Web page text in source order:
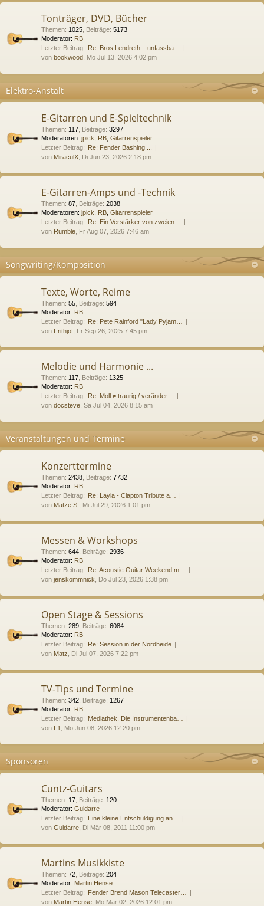
Tonträger, DVD, Bücher
Themen: 1025 Beiträge: 5173
Moderator: RB
Letzter Beitrag: Re: Bros Lendreth....unfassba…
von bookwood , Mo Jul 13, 2026 4:02 pm
Elektro-Anstalt
E-Gitarren und E-Spieltechnik
Themen: 117 Beiträge: 3297
Moderatoren: jpick RB Gitarrenspieler
Letzter Beitrag: Re: Fender Bashing ...
von MiraculX , Di Jun 23, 2026 2:18 pm
E-Gitarren-Amps und -Technik
Themen: 87 Beiträge: 2038
Moderatoren: jpick RB Gitarrenspieler
Letzter Beitrag: Re: Ein Verstärker von zweien…
von Rumble , Fr Aug 07, 2026 7:46 am
Songwriting/Komposition
Texte, Worte, Reime
Themen: 55 Beiträge: 594
Moderator: RB
Letzter Beitrag: Re: Pete Rainford "Lady Pyjam…
von Frithjof , Fr Sep 26, 2025 7:45 pm
Melodie und Harmonie ...
Themen: 117 Beiträge: 1325
Moderator: RB
Letzter Beitrag: Re: Moll ≠ traurig / veränder…
von docsteve , Sa Jul 04, 2026 8:15 am
Veranstaltungen und Termine
Konzerttermine
Themen: 2438 Beiträge: 7732
Moderator: RB
Letzter Beitrag: Re: Layla - Clapton Tribute a…
von Matze S. , Mi Jul 29, 2026 1:01 pm
Messen & Workshops
Themen: 644 Beiträge: 2936
Moderator: RB
Letzter Beitrag: Re: Acoustic Guitar Weekend m…
von jenskommnick , Do Jul 23, 2026 1:38 pm
Open Stage & Sessions
Themen: 289 Beiträge: 6084
Moderator: RB
Letzter Beitrag: Re: Session in der Nordheide
von Matz , Di Jul 07, 2026 7:22 pm
TV-Tips und Termine
Themen: 342 Beiträge: 1267
Moderator: RB
Letzter Beitrag: Mediathek, Die Instrumentenba…
von L1 , Mo Jun 08, 2026 12:20 pm
Sponsoren
Cuntz-Guitars
Themen: 17 Beiträge: 120
Moderator: Guidarre
Letzter Beitrag: Eine kleine Entschuldigung an…
von Guidarre , Di Mär 08, 2011 11:00 pm
Martins Musikkiste
Themen: 72 Beiträge: 204
Moderator: Martin Hense
Letzter Beitrag: Fender Brend Mason Telecaster…
von Martin Hense , Mo Mär 02, 2026 12:01 pm